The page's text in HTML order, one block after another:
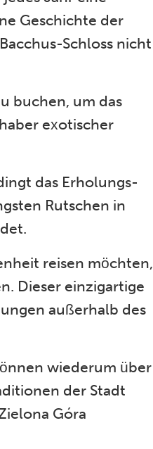
Geschichte der
Schloss nicht
buchen, um das
exotischer
das Erholungs-
Rutschen in
reisen möchten,
Dieser einzigartige
außerhalb des
wiederum über
der Stadt
Góra